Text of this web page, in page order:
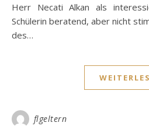
Herr Necati Alkan als
Schülerin beratend, aber nicht
des…
flgeltern